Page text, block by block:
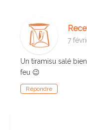
7
Un tiramisu salé
feu 😉
Répondre